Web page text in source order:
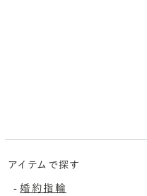
アイテムで探す
-婚約指輪